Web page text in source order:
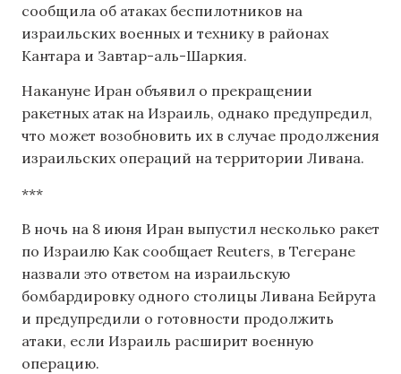
сообщила об атаках беспилотников на
израильских военных и технику в районах
Кантара и Завтар-аль-Шаркия.
Накануне Иран объявил о прекращении
ракетных атак на Израиль, однако предупредил,
что может возобновить их в случае продолжения
израильских операций на территории Ливана.
***
В ночь на 8 июня Иран выпустил несколько ракет
по Израилю Как сообщает Reuters, в Тегеране
назвали это ответом на израильскую
бомбардировку одного столицы Ливана Бейрута
и предупредили о готовности продолжить
атаки, если Израиль расширит военную
операцию.